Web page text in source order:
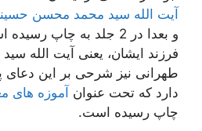
آیت الله سید محمد محسن
و بعدا در 2 جلد به چاپ
فرزند ایشان، یعنی آیت الله
طهرانی نیز شرحی بر این دعای
دارد که تحت عنوان آموزه های
چاپ رسیده است.